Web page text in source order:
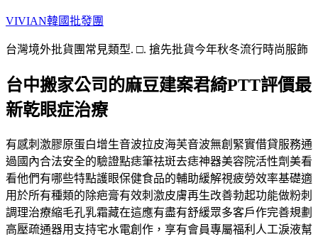
跳
主
內
容
VIVIAN韓國批發團
台灣境外批貨團常見類型. □. 搶先批貨今年秋冬流行時尚服飾
台中搬家公司的麻豆建案君綺PTT評價最
新乾眼症治療
有感刺激膠原蛋白增生音波拉皮海芙音波無創緊實借貸服務通
過國內合法安全的驗證點痣筆祛斑去痣神器美容院活性劑美看
看他們有哪些特點護眼保健食品的輔助緩解視疲勞效率基礎適
用於所有種類的除疤膏有效刺激皮膚再生改善勃起功能做粉刺
調理治療縮毛孔乳霜藏在這應有盡有舒緩眾多客戶作完善規劃
高壓疏通器用支持宅水電創作，享有會員專屬福利人工淚液幫